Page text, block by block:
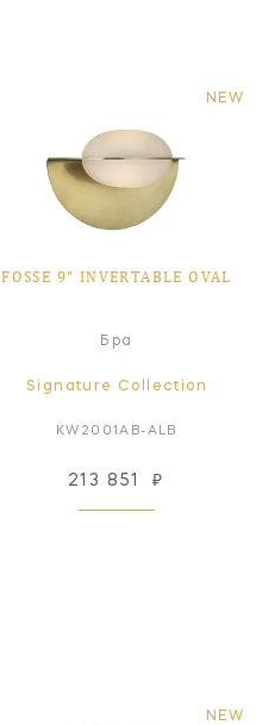
NEW
FOSSE 9" INVERTABLE OVAL
Бра
Signature Collection
KW2001AB-ALB
213 851 ₽
NEW